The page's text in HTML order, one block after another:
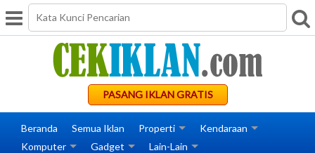
PASANG IKLAN GRATIS
Beranda Semua Iklan Properti
Kendaraan
Komputer
Gadget
Lain-Lain